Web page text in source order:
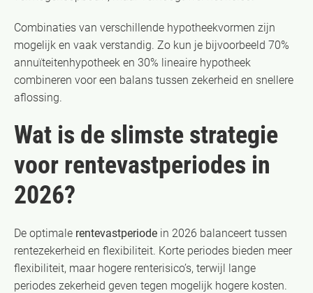
Combinaties van verschillende hypotheekvormen zijn
mogelijk en vaak verstandig. Zo kun je bijvoorbeeld 70%
annuïteitenhypotheek en 30% lineaire hypotheek
combineren voor een balans tussen zekerheid en snellere
aflossing.
Wat is de slimste strategie
voor rentevastperiodes in
2026?
De optimale rentevastperiode in 2026 balanceert tussen
rentezekerheid en flexibiliteit. Korte periodes bieden meer
flexibiliteit, maar hogere renterisico’s, terwijl lange
periodes zekerheid geven tegen mogelijk hogere kosten.